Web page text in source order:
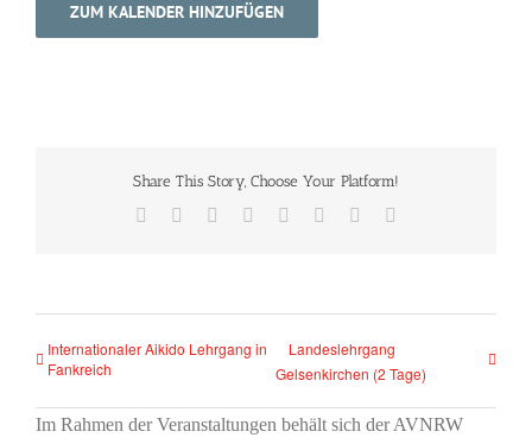
ZUM KALENDER HINZUFÜGEN
Share This Story, Choose Your Platform!
Facebook Reddit LinkedIn
TumblrPinterest
Internationaler Aikido Lehrgang in
Fankreich
Landeslehrgang
Gelsenkirchen (2 Tage)
Im Rahmen der Veranstaltungen behält sich der AVNRW